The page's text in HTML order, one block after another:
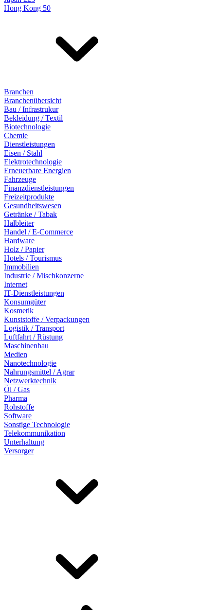
Hong Kong 50
Branchen
Branchenübersicht
Bau / Infrastrukur
Bekleidung / Textil
Biotechnologie
Chemie
Dienstleistungen
Eisen / Stahl
Elektrotechnologie
Erneuerbare Energien
Fahrzeuge
Finanzdienstleistungen
Freizeitprodukte
Gesundheitswesen
Getränke / Tabak
Halbleiter
Handel / E-Commerce
Hardware
Holz / Papier
Hotels / Tourismus
Immobilien
Industrie / Mischkonzerne
Internet
IT-Dienstleistungen
Konsumgüter
Kosmetik
Kunststoffe / Verpackungen
Logistik / Transport
Luftfahrt / Rüstung
Maschinenbau
Medien
Nanotechnologie
Nahrungsmittel / Agrar
Netzwerktechnik
Öl / Gas
Pharma
Rohstoffe
Software
Sonstige Technologie
Telekommunikation
Unterhaltung
Versorger